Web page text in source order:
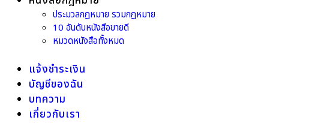
ประมวลกฎหมาย รวมกฎหมาย
10 อันดับหนังสือขายดี
หมวดหนังสือทั้งหมด
แจ้งชำระเงิน
บัญชีของฉัน
บทความ
เกี่ยวกับเรา